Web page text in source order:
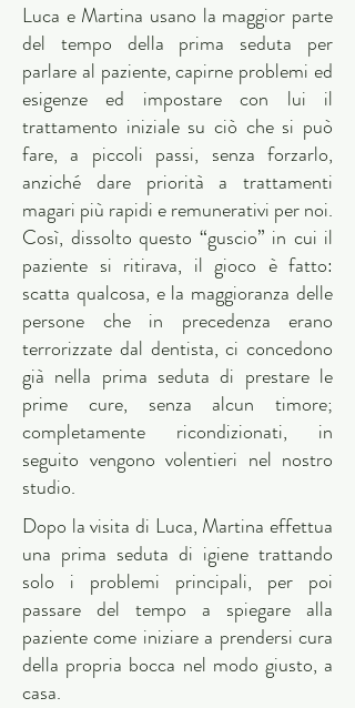
Luca e Martina usano la maggior parte
del tempo della prima seduta per
parlare al paziente, capirne problemi ed
esigenze ed impostare con lui il
trattamento iniziale su ciò che si può
fare, a piccoli passi, senza forzarlo,
anziché dare priorità a trattamenti
magari più rapidi e remunerativi per noi.
Così, dissolto questo “guscio” in cui il
paziente si ritirava, il gioco è fatto:
scatta qualcosa, e la maggioranza delle
persone che in precedenza erano
terrorizzate dal dentista, ci concedono
già nella prima seduta di prestare le
prime cure, senza alcun timore;
completamente ricondizionati, in
seguito vengono volentieri nel nostro
studio.
Dopo la visita di Luca, Martina effettua
una prima seduta di igiene trattando
solo i problemi principali, per poi
passare del tempo a spiegare alla
paziente come iniziare a prendersi cura
della propria bocca nel modo giusto, a
casa.